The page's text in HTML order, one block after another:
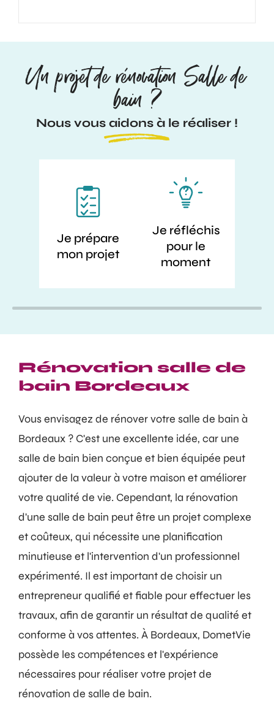
Un projet de rénovation Salle de
bain ?
Nous vous aidons à le réaliser !
Je prépare
mon projet
Je réfléchis
pour le
moment
Rénovation salle de
bain Bordeaux
Vous envisagez de rénover votre salle de bain à
Bordeaux ? C'est une excellente idée, car une
salle de bain bien conçue et bien équipée peut
ajouter de la valeur à votre maison et améliorer
votre qualité de vie. Cependant, la rénovation
d'une salle de bain peut être un projet complexe
et coûteux, qui nécessite une planification
minutieuse et l'intervention d'un professionnel
expérimenté. Il est important de choisir un
entrepreneur qualifié et fiable pour effectuer les
travaux, afin de garantir un résultat de qualité et
conforme à vos attentes. À Bordeaux, DometVie
possède les compétences et l'expérience
nécessaires pour réaliser votre projet de
rénovation de salle de bain.